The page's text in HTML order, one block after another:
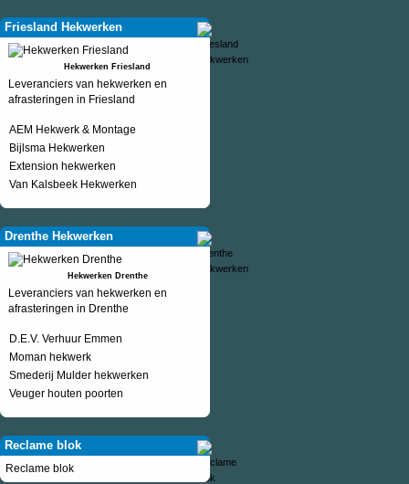
Friesland Hekwerken
Hekwerken Friesland
Leveranciers van hekwerken en
afrasteringen in Friesland
AEM Hekwerk & Montage
Bijlsma Hekwerken
Extension hekwerken
Van Kalsbeek Hekwerken
Drenthe Hekwerken
Hekwerken Drenthe
Leveranciers van hekwerken en
afrasteringen in Drenthe
D.E.V. Verhuur Emmen
Moman hekwerk
Smederij Mulder hekwerken
Veuger houten poorten
Reclame blok
Reclame blok